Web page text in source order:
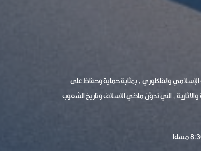
الإسلامي والفلكلوري ، بمثابة حماية وحفاظ على
والاثارية ، التي تدوّن ماضي الاسلاف وتاريخ الشعوب